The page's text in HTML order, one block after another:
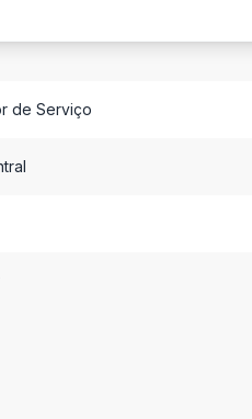
de Serviço